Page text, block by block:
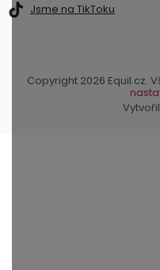
Jsme na TikToku
Copyright 2026 Equil.cz.